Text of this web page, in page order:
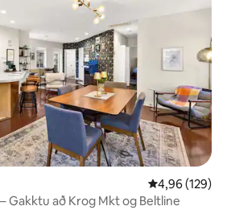
4,96 af 5 í
4,96 (129)
Gakktu að Krog Mkt og Beltline